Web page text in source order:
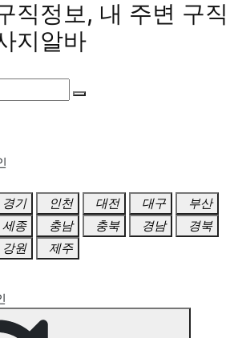
직정보, 내 주변 구직
지알바
경기 인천 대전 대구
부산
세종 충남 충북 경남
경북
강원 제주